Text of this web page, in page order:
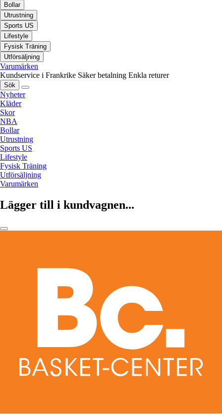
Bollar
Utrustning
Sports US
Lifestyle
Fysisk Träning
Utförsäljning
Varumärken
Kundservice i Frankrike Säker betalning Enkla returer
Sök
Nyheter
Kläder
Skor
NBA
Bollar
Utrustning
Sports US
Lifestyle
Fysisk Träning
Utförsäljning
Varumärken
Lägger till i kundvagnen...